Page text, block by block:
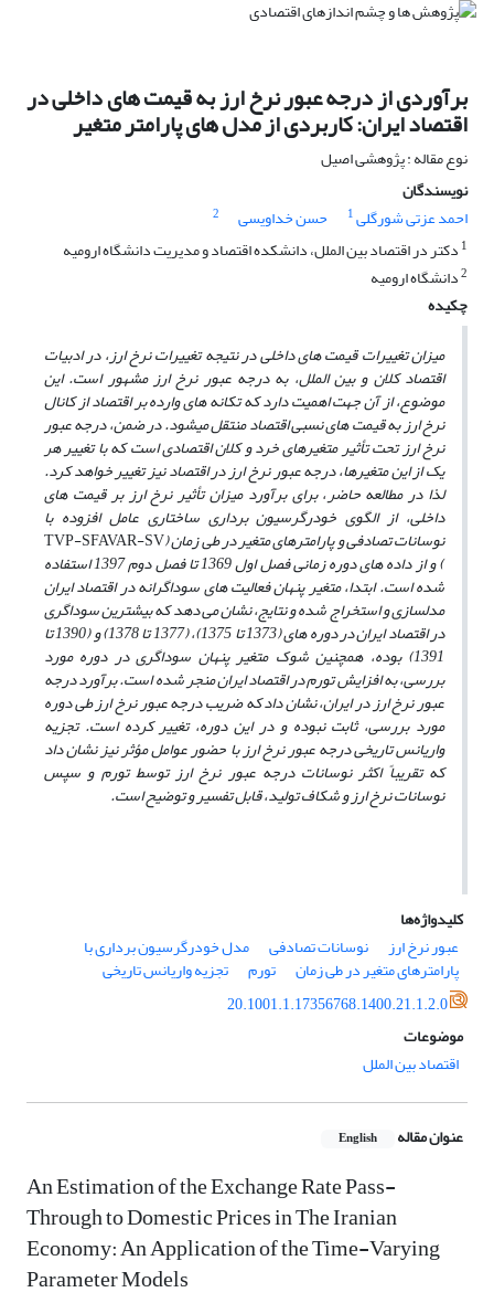
برآوردی از درجه عبور نرخ ارز به قیمت های داخلی در
اقتصاد ایران: کاربردی از مدل های پارامتر متغیر
نوع مقاله : پژوهشی اصیل
نویسندگان
احمد عزتی شورگلی1 حسن خداویسی
2
1 دکتر در اقتصاد بین الملل، دانشکده اقتصاد و مدیریت دانشگاه ارومیه
2دانشگاه ارومیه
چکیده
میزان تغییرات قیمت ­های داخلی در نتیجه تغییرات نرخ ارز، در ادبیات
اقتصاد کلان و بین الملل، به درجه عبور نرخ ارز مشهور است. این
موضوع، از آن جهت اهمیت دارد که تکانه­ های وارده بر اقتصاد از کانال
نرخ ارز به قیمت­ های نسبی اقتصاد منتقل می­شود. در ضمن، درجه عبور
نرخ ارز تحت تأثیر متغیرهای خرد و کلان اقتصادی است که با تغییر هر
یک از این متغیرها، درجه عبور نرخ ارز در اقتصاد نیز تغییر خواهد کرد.
لذا در مطالعه حاضر، برای برآورد میزان تأثیر نرخ ارز بر قیمت­ های
داخلی، از الگوی خودرگرسیون برداری ساختاری عامل افزوده با
نوسانات تصادفی و پارامترهای متغیر در طی زمان(
TVP-SFAVAR-SV
) و از داده ­های دوره زمانی فصل اول 1369 تا فصل دوم 1397 استفاده
شده است. ابتدا، متغیر پنهان فعالیت­ های سوداگرانه در اقتصاد ایران
مدل­سازی و استخراج شده و نتایج، نشان می ­دهد که بیشترین سوداگری
در اقتصاد ایران در دوره­ های (1373 تا 1375)، (1377 تا 1378) و (1390 تا
1391) بوده، همچنین شوک متغیر پنهان سوداگری در دوره مورد
بررسی، به افزایش تورم در اقتصاد ایران منجر شده است. برآورد درجه
عبور نرخ ارز در ایران، نشان داد که ضریب درجه عبور نرخ ارز طی دوره
مورد بررسی، ثابت نبوده و در این دوره، تغییر کرده است. تجزیه
واریانس تاریخی درجه عبور نرخ ارز با حضور عوامل مؤثر نیز نشان داد
که تقریباً اکثر نوسانات درجه عبور نرخ ارز توسط تورم و سپس
نوسانات نرخ ارز و شکاف تولید، قابل تفسیر و توضیح است.
کلیدواژه‌ها
عبور نرخ ارز
نوسانات تصادفی مدل خودرگرسیون برداری با
پارامترهای متغیر در طی زمان تورم
تجزیه واریانس تاریخی
20.1001.1.17356768.1400.21.1.2.0
موضوعات
اقتصاد بین الملل
عنوان مقاله English
An Estimation of the Exchange Rate Pass-
Through to Domestic Prices in The Iranian
Economy: An Application of the Time-Varying
Parameter Models